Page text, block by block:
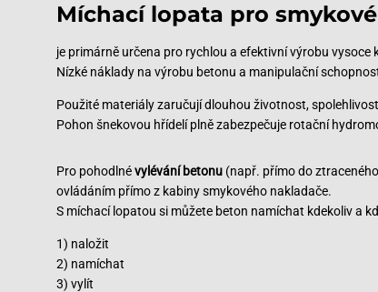
Míchací lopata pro
je primárně určena pro rychlou a efektivní výrobu
Nízké náklady na výrobu betonu a manipulační
Použité materiály zaručují dlouhou životnost,
Pohon šnekovou hřídelí plně zabezpečuje rotační
Kasyna, takie jakkasyno na prawdziwe pieniądze, są
do rachunku: łopaty do mieszania betonu. Te duże,
lub budowa nowych.
Koszt zakupu takiego sprzętu może być znaczny, ale
z nawiązką go rekompensują. Nie tylko pozwala im to
struktur przy minimalnych kosztach. Dodatkowo,
Pro pohodlnévylévání betonu (např. přímo do
ovládáním přímo z kabiny smykového nakladače.
S míchací lopatou si můžete beton namíchat kdekoliv a
1) naložit
2) namíchat
3) vylít